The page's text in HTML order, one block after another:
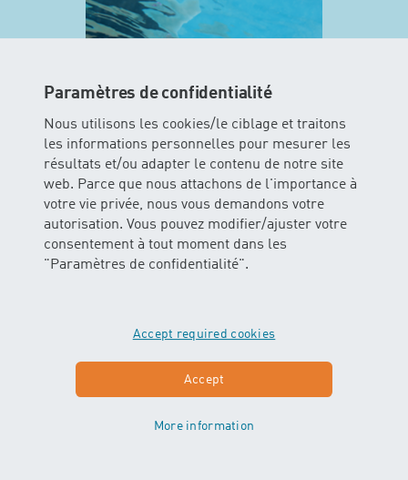
Paramètres de confidentialité
Nous utilisons les cookies/le ciblage et traitons
les informations personnelles pour mesurer les
résultats et/ou adapter le contenu de notre site
web. Parce que nous attachons de l'importance à
votre vie privée, nous vous demandons votre
autorisation. Vous pouvez modifier/ajuster votre
consentement à tout moment dans les
"Paramètres de confidentialité".
Accept required cookies
Accept
More information
MINIS
Dans ce cours les enfants peuvent
vivre l’élément aquatique avec tous
soutien des parents.
En savoir plus sur MINIS